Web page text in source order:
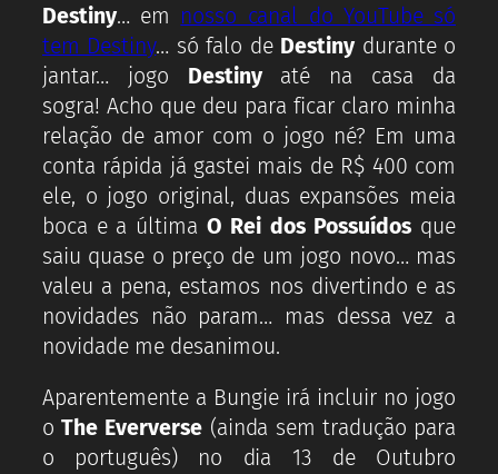
Destiny… em nosso canal do YouTube só
tem Destiny… só falo de Destinydurante o
jantar… jogo Destinyaté na casa da
sogra! Acho que deu para ficar claro minha
relação de amor com o jogo né? Em uma
conta rápida já gastei mais de R$ 400 com
ele, o jogo original, duas expansões meia
boca e a última O Rei dos Possuídos que
saiu quase o preço de um jogo novo… mas
valeu a pena, estamos nos divertindo e as
novidades não param… mas dessa vez a
novidade me desanimou.
Aparentemente a Bungie irá incluir no jogo
oThe Eververse (ainda sem tradução para
o português) no dia 13 de Outubro